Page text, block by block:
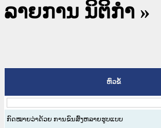
ລາຍການ ນິຕິກໍາ »
ຫົວຂໍ້
ກົດໝາຍວ່າດ້ວຍ ການຂົນສົ່ງຫລາຍຮູບແບບ